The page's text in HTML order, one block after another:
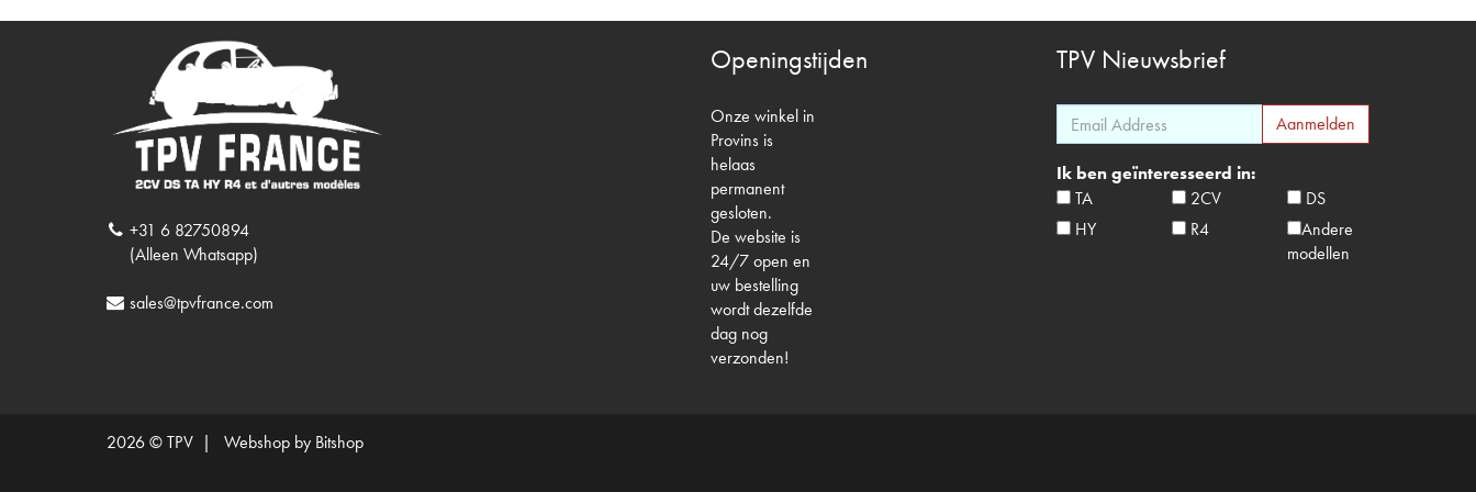
+31 6 82750894
(Alleen Whatsapp)
sales@tpvfrance.com
Openingstijden
Onze winkel in
Provins is
helaas
permanent
gesloten.
De website is
24/7 open en
uw bestelling
wordt dezelfde
dag nog
verzonden!
TPV Nieuwsbrief
Ik ben geïnteresseerd in:
TA
2CV
DS
HY
R4
Andere
modellen
2026 © TPV | Webshop by Bitshop